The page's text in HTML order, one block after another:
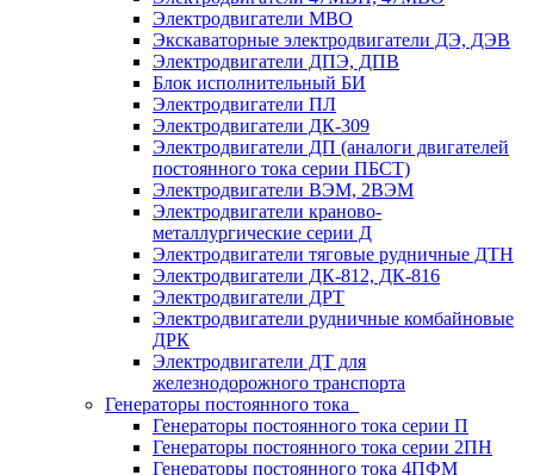
Электродвигатели MBO
Экскаваторные электродвигатели ДЭ, ДЭВ
Электродвигатели ДПЭ, ДПВ
Блок исполнительный БИ
Электродвигатели ПЛ
Электродвигатели ДК-309
Электродвигатели ДП (аналоги двигателей
постоянного тока серии ПБСТ)
Электродвигатели ВЭМ, 2ВЭМ
Электродвигатели краново-
металлургические серии Д
Электродвигатели тяговые рудничные ДТН
Электродвигатели ДК-812, ДК-816
Электродвигатели ДРТ
Электродвигатели рудничные комбайновые
ДРК
Электродвигатели ДТ для
железнодорожного транспорта
Генераторы постоянного тока
Генераторы постоянного тока серии П
Генераторы постоянного тока серии 2ПН
Генераторы постоянного тока 4ПФМ